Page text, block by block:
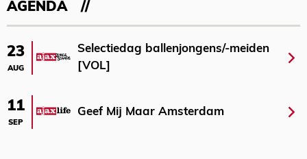
AGENDA
23
AUG
Selectiedag ballenjongens/-meiden
[VOL]
11
SEP
Geef Mij Maar Amsterdam